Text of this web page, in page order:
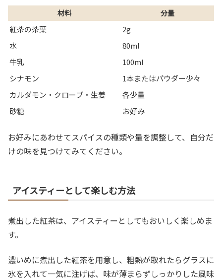
材料 分量
紅茶の茶葉
2g
水
80ml
牛乳
100ml
シナモン
1本またはパウダー少々
カルダモン・クローブ・生姜
各少量
砂糖
お好み
お好みにあわせてスパイスの種類や量を調整して、自分だ
けの味を見つけてみてください。
アイスティーとして楽しむ方法
煮出した紅茶は、アイスティーとしてもおいしく楽しめま
す。
濃いめに煮出した紅茶を用意し、粗熱が取れたらグラスに
氷を入れて一気に注げば、味が薄まらずしっかりした風味